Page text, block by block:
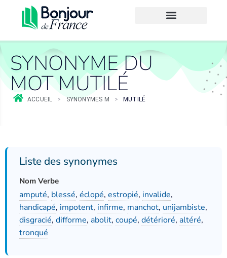
SYNONYME DU
MOT MUTILÉ
ACCUEIL > SYNONYMES M > MUTILÉ
Liste des synonymes
Nom Verbe
amputé, blessé, éclopé, estropié, invalide,
handicapé, impotent, infirme, manchot, unijambiste,
disgracié, difforme, abolit, coupé, détérioré, altéré,
tronqué